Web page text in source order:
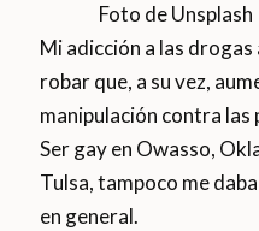
Foto de Unsplash
Mi adicción a las
robar que, a su vez,
manipulación contra las
Ser gay en Owasso,
Tulsa, tampoco me
en general.